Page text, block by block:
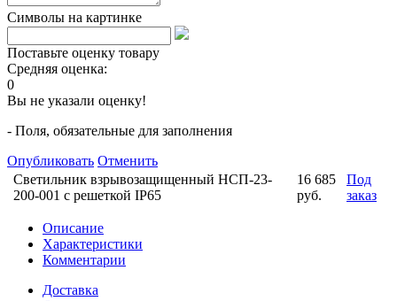
Символы на картинке
Поставьте оценку товару
Средняя оценка:
0
Вы не указали оценку!
- Поля, обязательные для заполнения
Опубликовать Отменить
Светильник взрывозащищенный НСП-23-
200-001 с решеткой IP65
16 685
руб.
Под
заказ
Описание
Характеристики
Комментарии
Доставка